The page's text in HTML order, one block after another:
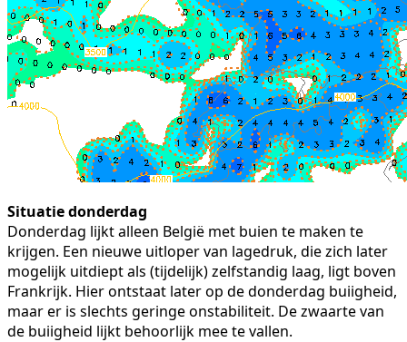
Situatie donderdag
Donderdag lijkt alleen België met buien te maken te
krijgen. Een nieuwe uitloper van lagedruk, die zich later
mogelijk uitdiept als (tijdelijk) zelfstandig laag, ligt boven
Frankrijk. Hier ontstaat later op de donderdag buiigheid,
maar er is slechts geringe onstabiliteit. De zwaarte van
de buiigheid lijkt behoorlijk mee te vallen.